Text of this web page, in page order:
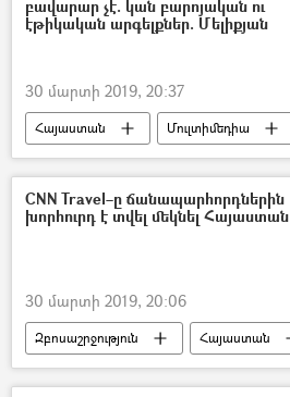
բավարար չէ. կան բարոյական ու
էթիկական արգելքներ. Մելիքյան
30 մարտի 2019, 20:37
Հայաստան
Մուլտիմեդիա
Տեսանյութեր
ՌԱԴԻՈ
CNN Travel–ը ճանապարհորդներին
խորհուրդ է տվել մեկնել Հայաստան
30 մարտի 2019, 20:06
Զբոսաշրջություն Հայաստան